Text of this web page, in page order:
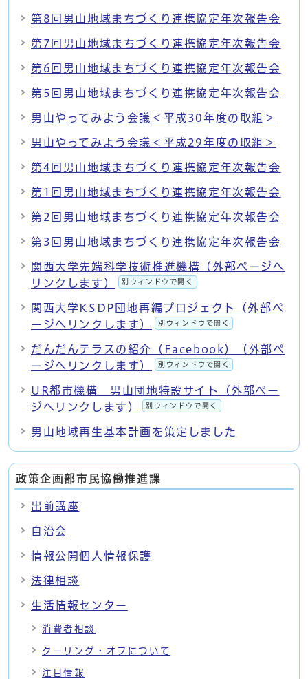
第8回男山地域まちづくり連携協定年次報告会
第7回男山地域まちづくり連携協定年次報告会
第6回男山地域まちづくり連携協定年次報告会
第5回男山地域まちづくり連携協定年次報告会
男山やってみよう会議＜平成30年度の取組＞
男山やってみよう会議＜平成29年度の取組＞
第4回男山地域まちづくり連携協定年次報告会
第1回男山地域まちづくり連携協定年次報告会
第2回男山地域まちづくり連携協定年次報告会
第3回男山地域まちづくり連携協定年次報告会
関西大学先端科学技術推進機構（外部ページへ
リンクします）
別ウィンドウで開く
関西大学KSDP団地再編プロジェクト（外部ペ
ージへリンクします）
別ウィンドウで開く
だんだんテラスの紹介（Facebook）（外部ペ
ージへリンクします）
別ウィンドウで開く
UR都市機構 男山団地特設サイト（外部ペー
ジへリンクします）
別ウィンドウで開く
男山地域再生基本計画を策定しました
政策企画部市民協働推進課
出前講座
自治会
情報公開個人情報保護
法律相談
生活情報センター
消費者相談
クーリング・オフについて
注目情報